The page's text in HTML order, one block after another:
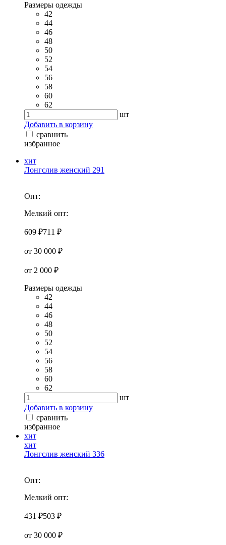
Размеры одежды
42
44
46
48
50
52
54
56
58
60
62
шт
Добавить в корзину
сравнить
избранное
хит
Лонгслив женский 291
Опт:
Мелкий опт:
609 ₽711 ₽
от 30 000 ₽
от 2 000 ₽
Размеры одежды
42
44
46
48
50
52
54
56
58
60
62
шт
Добавить в корзину
сравнить
избранное
хит
хит
Лонгслив женский 336
Опт:
Мелкий опт:
431 ₽503 ₽
от 30 000 ₽